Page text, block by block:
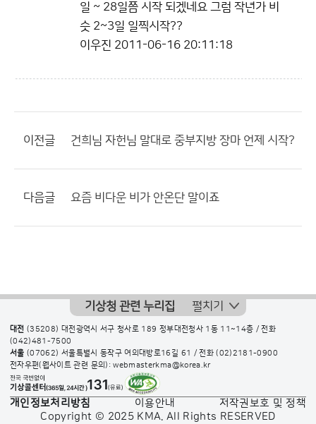
일 ~ 28일쯤 시작 되겠네요 그럼 작년가 비
슷 2~3일 일찍시작??
이우진 2011-06-16 20:11:18
이전글 건희님 자헌님 말대로 중부지방 장마 언제 시작?
다음글 요즘 비다운 비가 안온단 말이죠
기상청 관련 누리집 펼치기
대전 (35208) 대전광역시 서구 청사로 189 정부대전청사 1동 11~14층 / 전화
(042)481-7500
서울 (07062) 서울특별시 동작구 여의대방로16길 61 / 전화(02)2181-0900
전자우편(웹사이트 관련 문의): webmasterkma@korea.kr
개인정보처리방침 이용안내
저작권보호 및 정책
Copyright © 2025 KMA. All Rights RESERVED